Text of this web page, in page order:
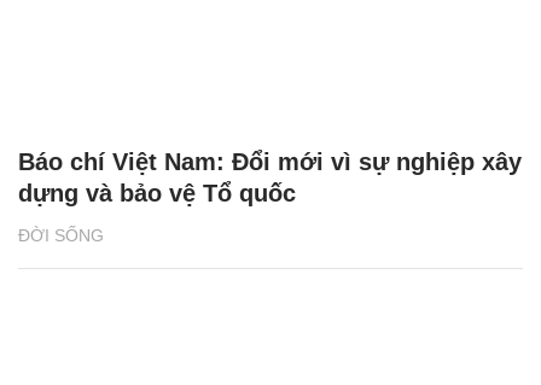
ĐỜI SỐNG
Báo chí Việt Nam: Đổi mới vì sự nghiệp xây
dựng và bảo vệ Tổ quốc